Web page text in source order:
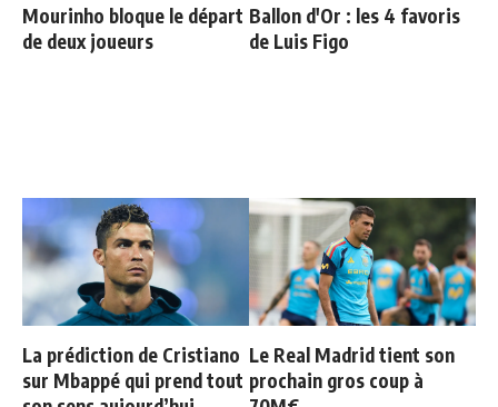
Mourinho bloque le départ
de deux joueurs
Ballon d'Or : les 4 favoris
de Luis Figo
La prédiction de Cristiano
sur Mbappé qui prend tout
Le Real Madrid tient son
prochain gros coup à